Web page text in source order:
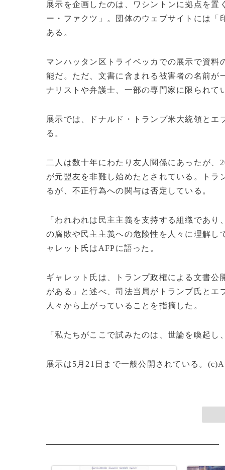
展示を企画したのは、ワシントンに拠点を
ー・ファクツ」。団体のウェブサイトには
ある。
マンハッタン区トライベッカでの展示で資
能だ。ただ、文書に含まれる被害者の名前
ナリストや弁護士、一部の専門家に限られて
展示では、ドナルド・トランプ米大統領と
る。
二人は数十年にわたり友人関係にあったが
が元盟友を非難し始めたとされている。ト
るが、不正行為への関与は否定している。
「われわれは民主主義を支持する組織であ
の腐敗や民主主義への危険性を人々に理解
ャレット氏はAFPに語った。
ギャレット氏は、トランプ政権による文書
がある」と述べ、司法当局がトランプ氏と
人々から上がっていることを指摘した。
「私たちがここで試みたのは、世論を喚起
展示は5月21日まで一般公開されている。